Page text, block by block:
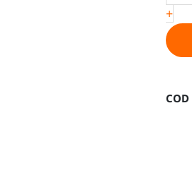
T6
e
o
+
COD